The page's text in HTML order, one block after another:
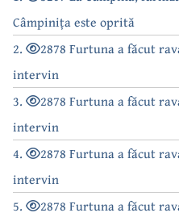
Câmpinița este oprită
2.
2878 Furtuna a făcut
intervin
3.
2878 Furtuna a făcut
intervin
4.
2878 Furtuna a făcut
intervin
5.
2878 Furtuna a făcut